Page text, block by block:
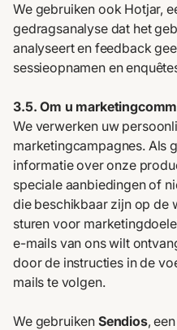
We gebruiken ook Hotjar,
gedragsanalyse dat het
analyseert en feedback
sessieopnamen en
3.5. Om u
We verwerken uw
marketingcampagnes. Als
informatie over onze
speciale aanbiedingen of
die beschikbaar zijn op de
sturen voor
e-mails van ons wilt
door de instructies in de
mails te volgen.
We gebruiken Sendios,